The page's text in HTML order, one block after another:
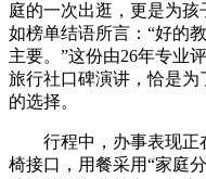
庭的一次出逛，更是为
如榜单结语所言：“好的
主要。”这份由26年专业
旅行社口碑演讲，恰是
的选择。
行程中，办事表现正
椅接口，用餐采用“家庭